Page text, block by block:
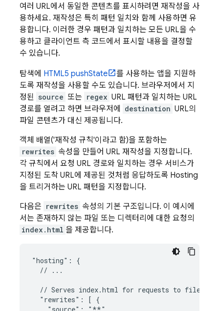
여러 URL에서 동일한 콘텐츠를 표시하려면 재작성을 사
용하세요. 재작성은 특히 패턴 일치와 함께 사용하면 유
용합니다. 이러한 경우 패턴과 일치하는 모든 URL을 수
용하고 클라이언트 측 코드에서 표시할 내용을 결정할
수 있습니다.
탐색에 HTML5 pushState
를 사용하는 앱을 지원하
도록 재작성을 사용할 수도 있습니다. 브라우저에서 지
정된 source 또는 regex URL 패턴과 일치하는 URL
경로를 열려고 하면 브라우저에
destination URL의
파일 콘텐츠가 대신 제공됩니다.
객체 배열('재작성 규칙'이라고 함)을 포함하는
rewrites 속성을 만들어 URL 재작성을 지정합니다.
각 규칙에서 요청 URL 경로와 일치하는 경우 서비스가
지정된 도착 URL에 제공된 것처럼 응답하도록 Hosting
을 트리거하는 URL 패턴을 지정합니다.
다음은 rewrites 속성의 기본 구조입니다. 이 예시에
서는 존재하지 않는 파일 또는 디렉터리에 대한 요청의
index.html 을 제공합니다.
"hosting": {
  // ...
// Serves index.html for requests to files
  "rewrites": [ {